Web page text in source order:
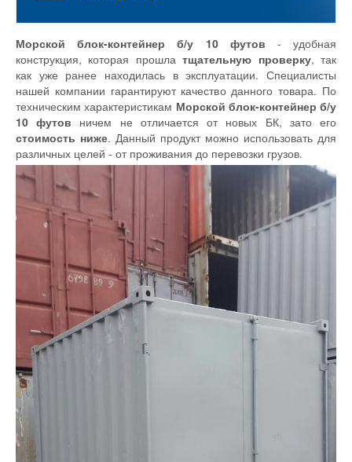
Морской блок-контейнер б/у 10 футов - удобная
конструкция, которая прошлатщательную проверку, так
как уже ранее находилась в эксплуатации. Специалисты
нашей компании гарантируют качество данного товара. По
техническим характеристикам Морской блок-контейнер б/у
10 футов ничем не отличается от новых БК, зато его
стоимость ниже. Данный продукт можно использовать для
различных целей - от проживания до перевозки грузов.